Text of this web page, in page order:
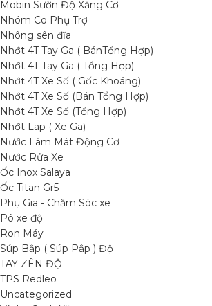
Mobin Sườn Độ Xăng Cơ
Nhóm Co Phụ Trợ
Nhông sên đĩa
Nhớt 4T Tay Ga ( BánTổng Hợp)
Nhớt 4T Tay Ga ( Tổng Hợp)
Nhớt 4T Xe Số ( Gốc Khoáng)
Nhớt 4T Xe Số (Bán Tổng Hợp)
Nhớt 4T Xe Số (Tổng Hợp)
Nhớt Lap ( Xe Ga)
Nước Làm Mát Động Cơ
Nước Rửa Xe
Ốc Inox Salaya
Ốc Titan Gr5
Phụ Gia - Chăm Sóc xe
Pô xe độ
Ron Máy
Súp Bắp ( Súp Pắp ) Độ
TAY ZÊN ĐỘ
TPS Redleo
Uncategorized